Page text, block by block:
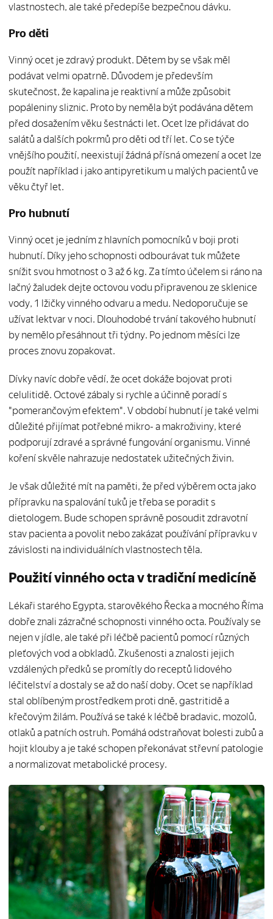
vlastnostech, ale také předepíše bezpečnou dávku.
Pro děti
Vinný ocet je zdravý produkt. Dětem by se však měl
podávat velmi opatrně. Důvodem je především
skutečnost, že kapalina je reaktivní a může způsobit
popáleniny sliznic. Proto by neměla být podávána dětem
před dosažením věku šestnácti let. Ocet lze přidávat do
salátů a dalších pokrmů pro děti od tří let. Co se týče
vnějšího použití, neexistují žádná přísná omezení a ocet lze
použít například i jako antipyretikum u malých pacientů ve
věku čtyř let.
Pro hubnutí
Vinný ocet je jedním z hlavních pomocníků v boji proti
hubnutí. Díky jeho schopnosti odbourávat tuk můžete
snížit svou hmotnost o 3 až 6 kg. Za tímto účelem si ráno na
lačný žaludek dejte octovou vodu připravenou ze sklenice
vody, 1 lžičky vinného odvaru a medu. Nedoporučuje se
užívat lektvar v noci. Dlouhodobé trvání takového hubnutí
by nemělo přesáhnout tři týdny. Po jednom měsíci lze
proces znovu zopakovat.
Dívky navíc dobře vědí, že ocet dokáže bojovat proti
celulitidě. Octové zábaly si rychle a účinně poradí s
"pomerančovým efektem". V období hubnutí je také velmi
důležité přijímat potřebné mikro- a makroživiny, které
podporují zdravé a správné fungování organismu. Vinné
koření skvěle nahrazuje nedostatek užitečných živin.
Je však důležité mít na paměti, že před výběrem octa jako
přípravku na spalování tuků je třeba se poradit s
dietologem. Bude schopen správně posoudit zdravotní
stav pacienta a povolit nebo zakázat používání přípravku v
závislosti na individuálních vlastnostech těla.
Použití vinného octa v tradiční medicíně
Lékaři starého Egypta, starověkého Řecka a mocného Říma
dobře znali zázračné schopnosti vinného octa. Používaly se
nejen v jídle, ale také při léčbě pacientů pomocí různých
pleťových vod a obkladů. Zkušenosti a znalosti jejich
vzdálených předků se promítly do receptů lidového
léčitelství a dostaly se až do naší doby. Ocet se například
stal oblíbeným prostředkem proti dně, gastritidě a
křečovým žilám. Používá se také k léčbě bradavic, mozolů,
otlaků a patních ostruh. Pomáhá odstraňovat bolesti zubů a
hojit klouby a je také schopen překonávat střevní patologie
a normalizovat metabolické procesy.